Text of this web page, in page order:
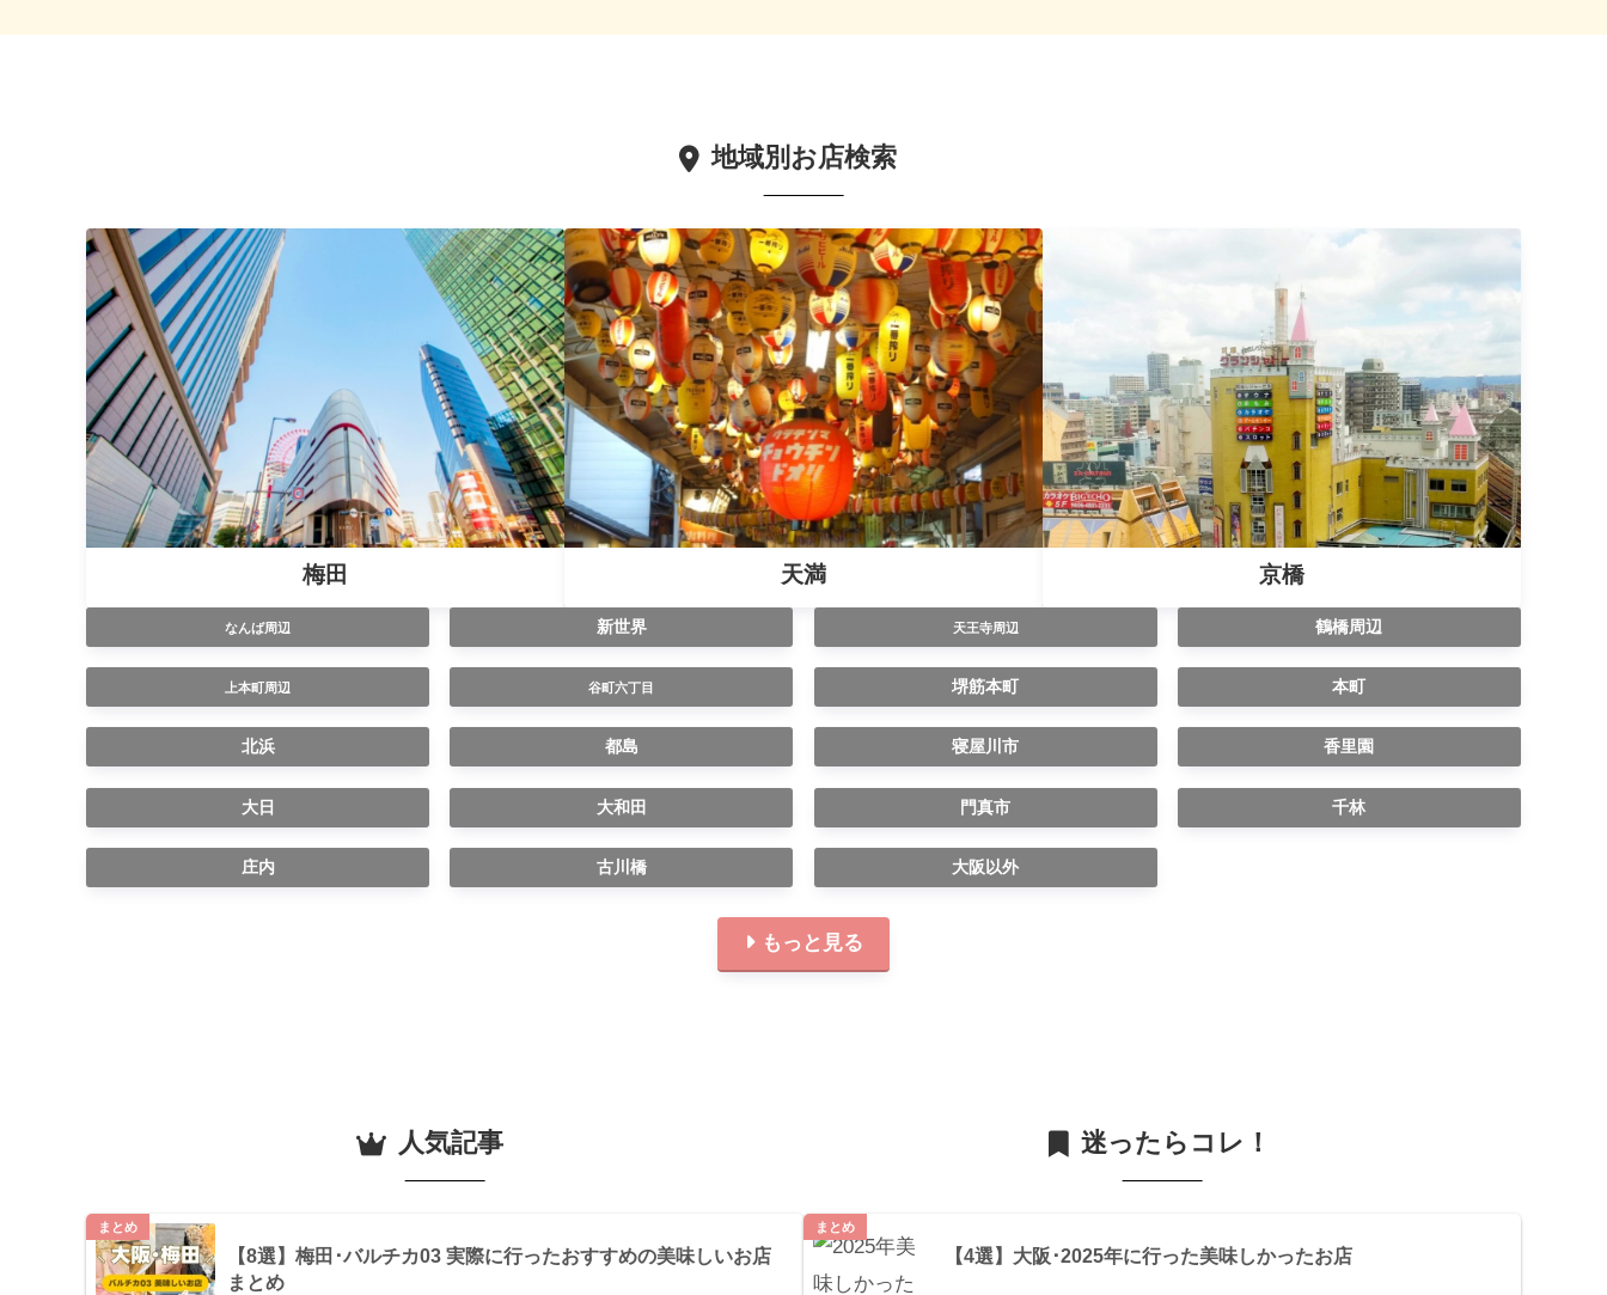
地域別お店検索
梅田 天満 京橋
なんば周辺 新世界 天王寺周辺 鶴橋周辺
上本町周辺 谷町六丁目 堺筋本町 本町
北浜 都島 寝屋川市 香里園
大日 大和田 門真市 千林
庄内 古川橋 大阪以外
もっと見る
人気記事
【8選】梅田･バルチカ03 実際に行ったおすすめの美味しいお店
まとめ
まとめ
迷ったらコレ！
【4選】大阪･2025年に行った美味しかったお店
まとめ